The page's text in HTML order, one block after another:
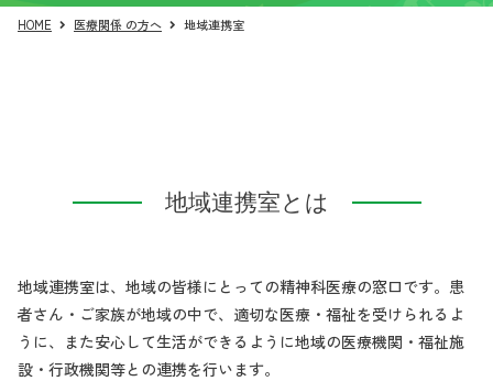
HOME 医療関係 の方へ 地域連携室
地域連携室とは
地域連携室は、地域の皆様にとっての精神科医療の窓口です。患
者さん・ご家族が地域の中で、適切な医療・福祉を受けられるよ
うに、また安心して生活ができるように地域の医療機関・福祉施
設・行政機関等との連携を行います。